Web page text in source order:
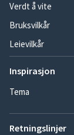
Verdt å vite
Bruksvilkår
Leievilkår
Inspirasjon
Tema
Retningslinjer